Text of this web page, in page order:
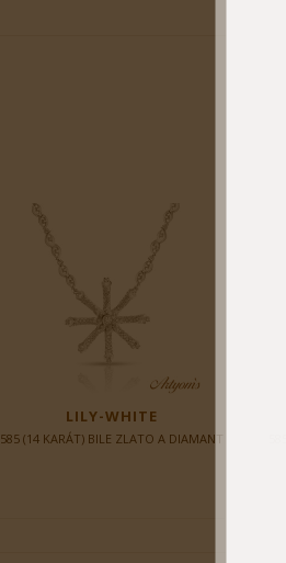
LILY-WHITE
585 (14 KARÁT) BILE ZLATO A DIAMANT